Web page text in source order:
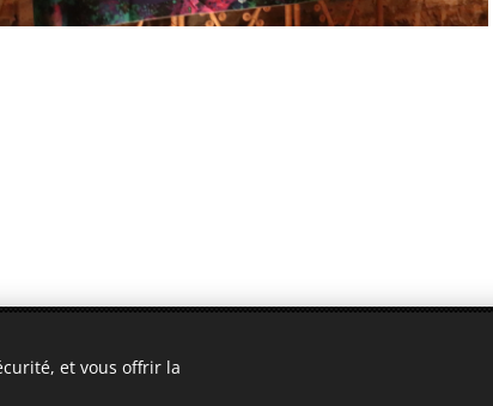
- Massage bien-être à domicile à Lyon - contact (@) tantradesoie
Mentions légales et Confidentialité
et vous offrir la